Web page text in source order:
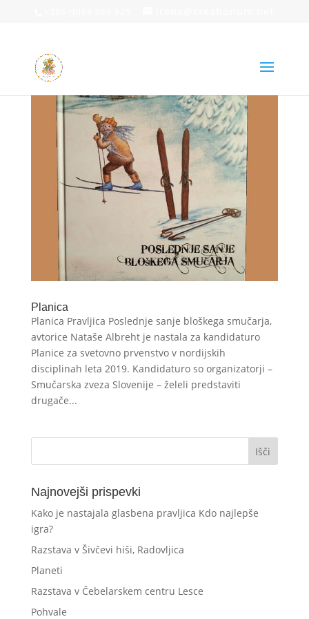
Planica
Planica Pravljica Poslednje sanje bloškega smučarja,
avtorice Nataše Albreht je nastala za kandidaturo
Planice za svetovno prvenstvo v nordijskih
disciplinah leta 2019. Kandidaturo so organizatorji –
Smučarska zveza Slovenije – želeli predstaviti
drugače...
Najnovejši prispevki
Kako je nastajala glasbena pravljica Kdo najlepše
igra?
Razstava v Šivčevi hiši, Radovljica
Planeti
Razstava v Čebelarskem centru Lesce
Pohvale